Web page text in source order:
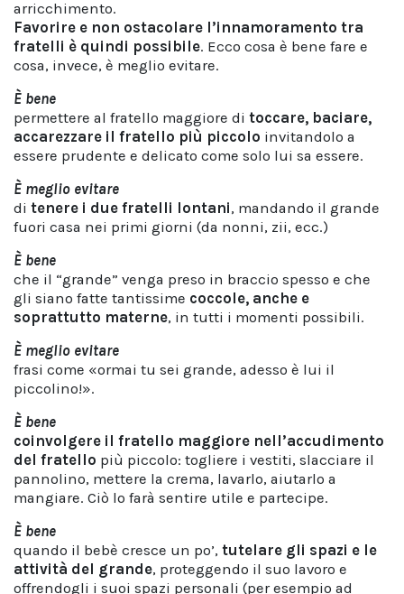
arricchimento.
Favorire e non ostacolare l’innamoramento tra
fratelli è quindi possibile. Ecco cosa è bene fare e
cosa, invece, è meglio evitare.
È bene
permettere al fratello maggiore di toccare, baciare,
accarezzare il fratello più piccolo invitandolo a
essere prudente e delicato come solo lui sa essere.
È meglio evitare
di tenere i due fratelli lontani, mandando il grande
fuori casa nei primi giorni (da nonni, zii, ecc.)
È bene
che il “grande” venga preso in braccio spesso e che
gli siano fatte tantissime coccole, anche e
soprattutto materne, in tutti i momenti possibili.
È meglio evitare
frasi come «ormai tu sei grande, adesso è lui il
piccolino!».
È bene
coinvolgere il fratello maggiore nell’accudimento
del fratello più piccolo: togliere i vestiti, slacciare il
pannolino, mettere la crema, lavarlo, aiutarlo a
mangiare. Ciò lo farà sentire utile e partecipe.
È bene
quando il bebè cresce un po’, tutelare gli spazi e le
attività del grande, proteggendo il suo lavoro e
offrendogli i suoi spazi personali (per esempio ad